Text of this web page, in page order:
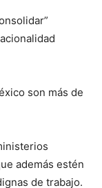
son más de
además estén
de trabajo.